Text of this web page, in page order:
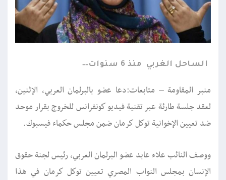
الساحل الغربي منذ 6 سنوات
منبر المقاومة – متابعات:دعا عضو بالبرلمان العربي، الإثنين،
لعقد جلسة طارئة عبر تقنية فيديو كونفرانس للخروج بقرار موحد
ضد تعيين الإخوانية توكل كرمان ضمن مجلس حكماء فيسبوك.
ووصف النائب علاء عابد عضو البرلمان العربي، رئيس لجنة حقوق
الإنسان بمجلس النواب المصري تعيين توكل كرمان في هذا